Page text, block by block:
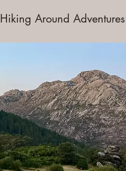
Hiking Around Adventures